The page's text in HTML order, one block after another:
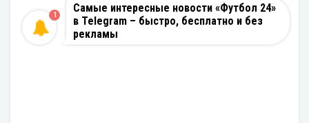
Самые интересные новости «Футбол 24»
в Telegram – быстро, бесплатно и без
рекламы
1